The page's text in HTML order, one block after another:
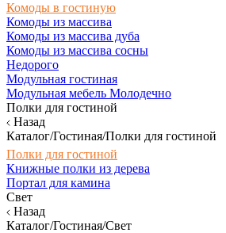
Комоды в гостиную
Комоды из массива
Комоды из массива дуба
Комоды из массива сосны
Недорого
Модульная гостиная
Модульная мебель Молодечно
Полки для гостиной
Назад
Каталог/Гостиная/Полки для гостиной
Полки для гостиной
Книжные полки из дерева
Портал для камина
Свет
Назад
Каталог/Гостиная/Свет